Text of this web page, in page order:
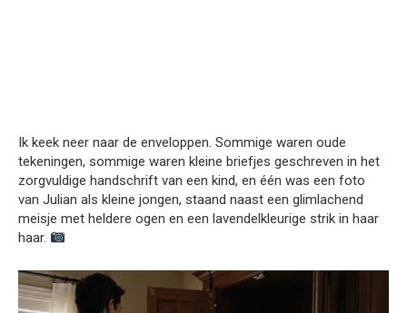
Ik keek neer naar de enveloppen. Sommige waren oude
tekeningen, sommige waren kleine briefjes geschreven in het
zorgvuldige handschrift van een kind, en één was een foto
van Julian als kleine jongen, staand naast een glimlachend
meisje met heldere ogen en een lavendelkleurige strik in haar
haar.